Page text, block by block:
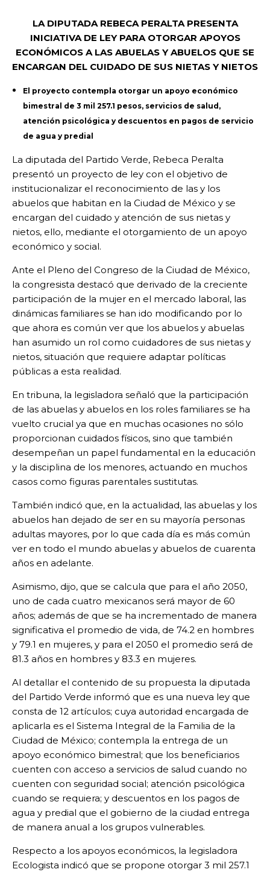
LA DIPUTADA REBECA PERALTA PRESENTA
INICIATIVA DE LEY PARA OTORGAR APOYOS
ECONÓMICOS A LAS ABUELAS Y ABUELOS QUE SE
ENCARGAN DEL CUIDADO DE SUS NIETAS Y NIETOS
El proyecto contempla otorgar un apoyo económico
bimestral de 3 mil 257.1 pesos, servicios de salud,
atención psicológica y descuentos en pagos de servicio
de agua y predial
La diputada del Partido Verde, Rebeca Peralta
presentó un proyecto de ley con el objetivo de
institucionalizar el reconocimiento de las y los
abuelos que habitan en la Ciudad de México y se
encargan del cuidado y atención de sus nietas y
nietos, ello, mediante el otorgamiento de un apoyo
económico y social.
Ante el Pleno del Congreso de la Ciudad de México,
la congresista destacó que derivado de la creciente
participación de la mujer en el mercado laboral, las
dinámicas familiares se han ido modificando por lo
que ahora es común ver que los abuelos y abuelas
han asumido un rol como cuidadores de sus nietas y
nietos, situación que requiere adaptar políticas
públicas a esta realidad.
En tribuna, la legisladora señaló que la participación
de las abuelas y abuelos en los roles familiares se ha
vuelto crucial ya que en muchas ocasiones no sólo
proporcionan cuidados físicos, sino que también
desempeñan un papel fundamental en la educación
y la disciplina de los menores, actuando en muchos
casos como figuras parentales sustitutas.
También indicó que, en la actualidad, las abuelas y los
abuelos han dejado de ser en su mayoría personas
adultas mayores, por lo que cada día es más común
ver en todo el mundo abuelas y abuelos de cuarenta
años en adelante.
Asimismo, dijo, que se calcula que para el año 2050,
uno de cada cuatro mexicanos será mayor de 60
años; además de que se ha incrementado de manera
significativa el promedio de vida, de 74.2 en hombres
y 79.1 en mujeres, y para el 2050 el promedio será de
81.3 años en hombres y 83.3 en mujeres.
Al detallar el contenido de su propuesta la diputada
del Partido Verde informó que es una nueva ley que
consta de 12 artículos; cuya autoridad encargada de
aplicarla es el Sistema Integral de la Familia de la
Ciudad de México; contempla la entrega de un
apoyo económico bimestral; que los beneficiarios
cuenten con acceso a servicios de salud cuando no
cuenten con seguridad social; atención psicológica
cuando se requiera; y descuentos en los pagos de
agua y predial que el gobierno de la ciudad entrega
de manera anual a los grupos vulnerables.
Respecto a los apoyos económicos, la legisladora
Ecologista indicó que se propone otorgar 3 mil 257.1